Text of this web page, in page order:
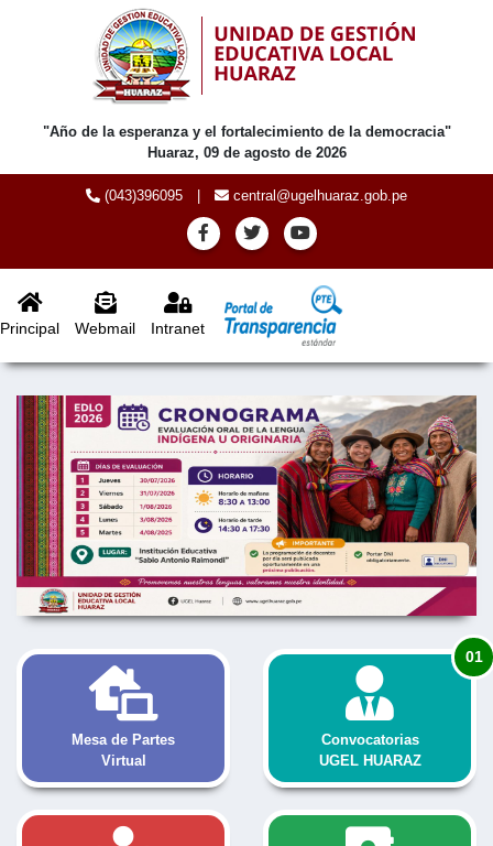
"Año de la esperanza y el fortalecimiento de la democracia"
Huaraz, 09 de agosto de 2026
(043)396095 central@ugelhuaraz.gob.pe
Principal Webmail Intranet
Mesa de Partes
Virtual
01
Convocatorias
UGEL HUARAZ